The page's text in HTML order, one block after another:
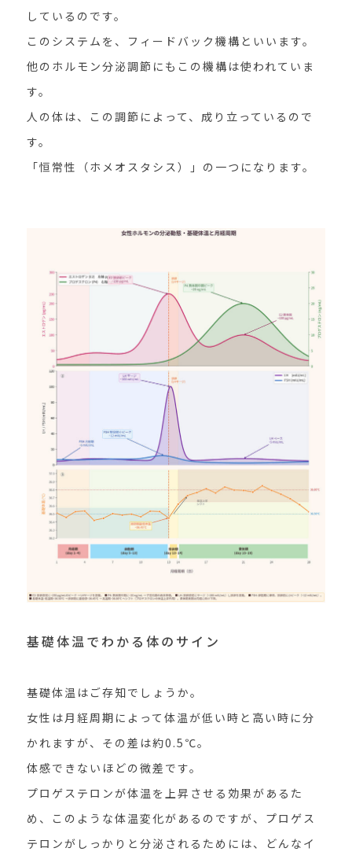
しているのです。
このシステムを、フィードバック機構といいます。
他のホルモン分泌調節にもこの機構は使われていま
す。
人の体は、この調節によって、成り立っているので
す。
「恒常性（ホメオスタシス）」の一つになります。
基礎体温でわかる体のサイン
基礎体温はご存知でしょうか。
女性は月経周期によって体温が低い時と高い時に分
かれますが、その差は約0.5℃。
体感できないほどの微差です。
プロゲステロンが体温を上昇させる効果があるた
め、このような体温変化があるのですが、プロゲス
テロンがしっかりと分泌されるためには、どんなイ